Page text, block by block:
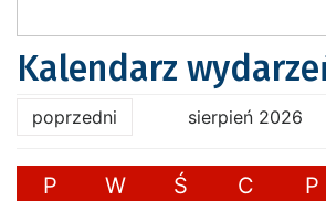
Kalendarz
poprzedni sierpień 2026
P W Ś C P